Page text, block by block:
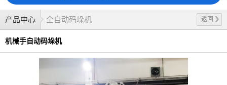
产品中心 返回
全自动码垛机
机械手自动码垛机